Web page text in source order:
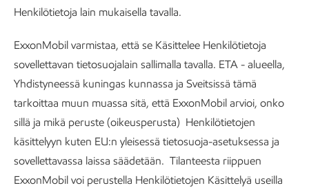
Henkilötietoja lain mukaisella tavalla.
ExxonMobil varmistaa, että se Käsittelee Henkilötietoja
sovellettavan tietosuojalain sallimalla tavalla. ETA - alueella,
Yhdistyneessä kuningas kunnassa ja Sveitsissä tämä
tarkoittaa muun muassa sitä, että ExxonMobil arvioi, onko
sillä ja mikä peruste (oikeusperusta) Henkilötietojen
käsittelyyn kuten EU:n yleisessä tietosuoja-asetuksessa ja
sovellettavassa laissa säädetään. Tilanteesta riippuen
ExxonMobil voi perustella Henkilötietojen Käsittelyä useilla